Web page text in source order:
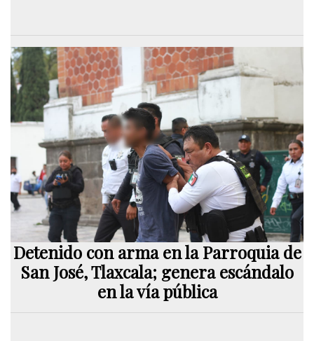
Detenido con arma en la Parroquia de
San José, Tlaxcala; genera escándalo
en la vía pública